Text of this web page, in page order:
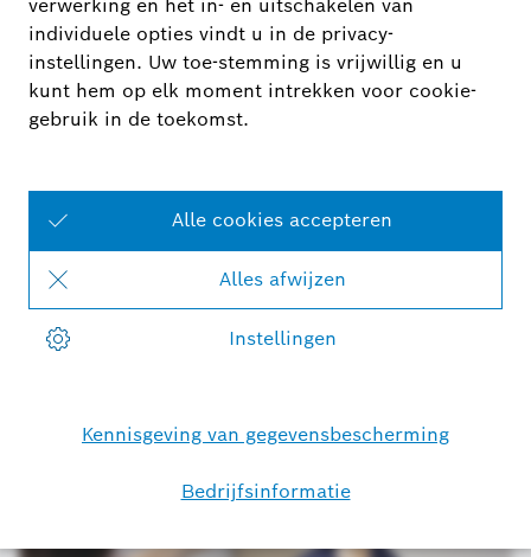
rolluiken, zonwering en jaloezieën. Dankzij de
flexibele bedieningsmogelijkheden profiteert u van
meer comfort en veiligheid in uw woning, voorkomt
u oververhitting en draagt u bij aan
energiebesparing.
Meer over zonwering